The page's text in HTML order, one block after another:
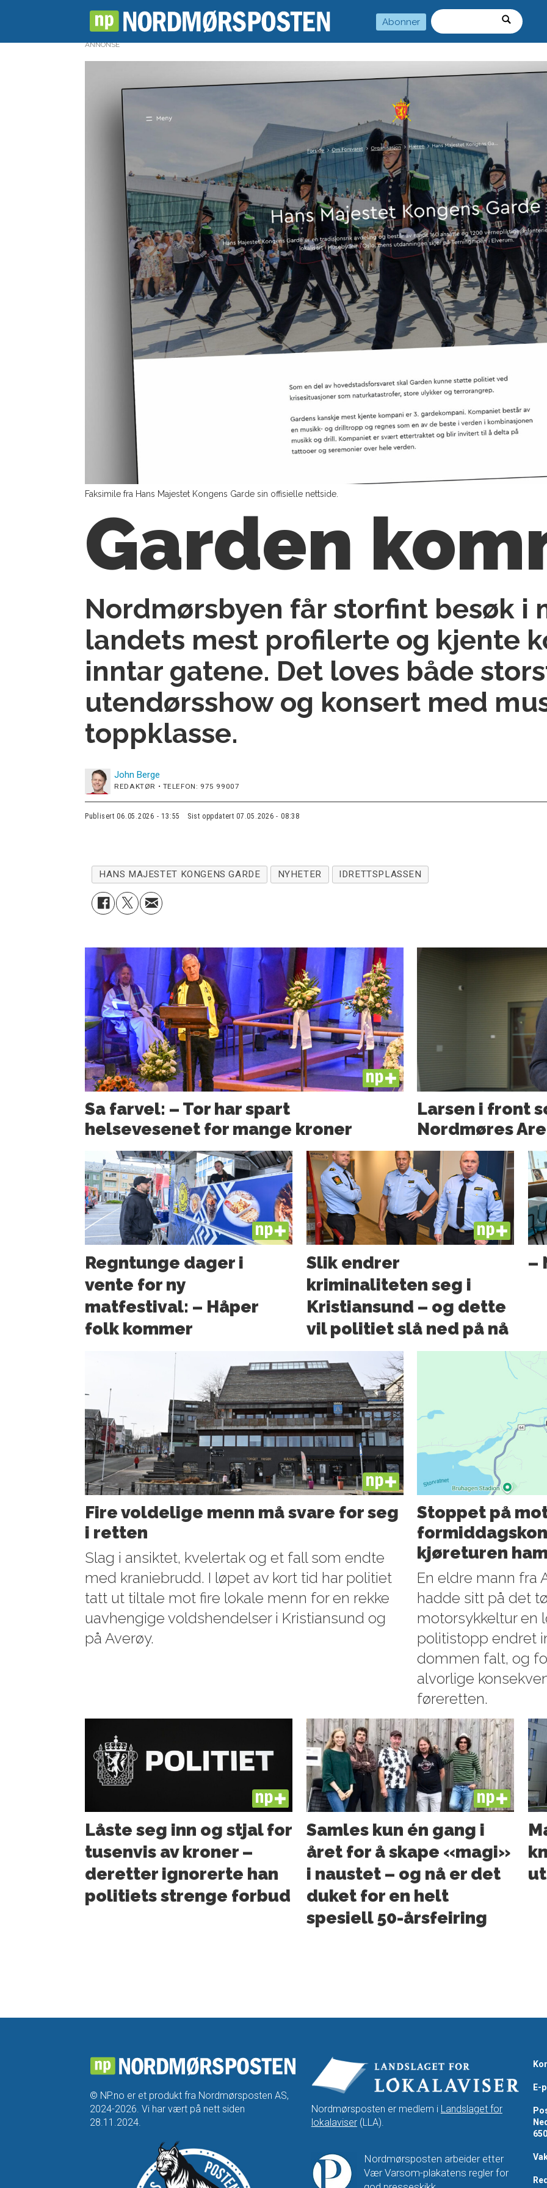
Abonner
Søk
ANNONSE
Faksimile fra Hans Majestet Kongens Garde sin offisielle nettside.
Garden
Nordmørsbyen får storfint besøk i
landets mest profilerte og kjente
inntar gatene. Det loves både
utendørsshow og konsert med
toppklasse.
John Berge
REDAKTØR • TELEFON: 975 99007
Publisert 06.05.2026 - 13:55 Sist oppdatert 07.05.2026 - 08:38
HANS MAJESTET KONGENS GARDE NYHETER IDRETTSPLASSEN
PLUS
Sa farvel: – Tor har spart
helsevesenet for mange kroner
Larsen i front
Nordmøres
PLUS
Regntunge dager i
vente for ny
matfestival: – Håper
folk kommer
PLUS
Slik endrer
kriminaliteten seg i
Kristiansund – og dette
vil politiet slå ned på nå
–
PLUS
Fire voldelige menn må svare for seg
i retten
Slag i ansiktet, kvelertak og et fall som endte
med kraniebrudd. I løpet av kort tid har politiet
tatt ut tiltale mot fire lokale menn for en rekke
uavhengige voldshendelser i Kristiansund og
på Averøy.
Stoppet på
kjøreturen
En eldre mann fra
hadde sitt på det
motorsykkeltur en
politistopp endret
dommen falt, og
alvorlige
føreretten.
PLUS
Låste seg inn og stjal for
tusenvis av kroner –
deretter ignorerte han
politiets strenge forbud
PLUS
Samles kun én gang i
året for å skape «magi»
i naustet – og nå er det
duket for en helt
spesiell 50-årsfeiring
© NP.no er et produkt fra Nordmørsposten AS,
2024-2026. Vi har vært på nett siden
28.11.2024.
Nordmørsposten er medlem i Landslaget for
lokalaviser(LLA).
Nordmørsposten arbeider etter
Vær Varsom-plakatens regler for
E-